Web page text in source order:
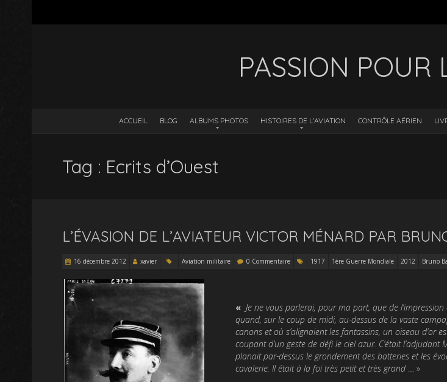
PASSION POUR
ACCUEIL BLOG ALBUMS PHOTOS HISTOIRES DE L’AVIATION CONTRÔLE AÉRIEN
Tag : Ecrits d’Ouest
L’ÉVASION DE L’AVIATEUR VICTOR MÉNARD PAR
16 décembre 2012 xavier Aviation militaire 0 Commentaire 1917 1ère Guerre Mondiale 2012 Bruno
« Je ne vous parlerai, pour ma part, que de
quand, sur le coup de midi, au-dessus de la vaste
canons et où s’alignaient les fantassins, un oiseau d’or
coupant d’un geste de défi le ciel azur. C’était l’adjudant
planait par-dessus le grondement des batteries et les
cavalerie. Il était à la foi très petit et très grand … »